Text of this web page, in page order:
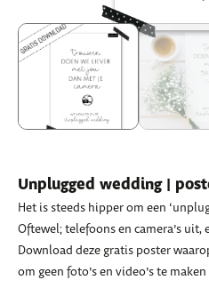
Unplugged wedding |
Het is steeds hipper om een
Oftewel; telefoons en camera’s
Download deze gratis poster
om geen foto’s en video’s te